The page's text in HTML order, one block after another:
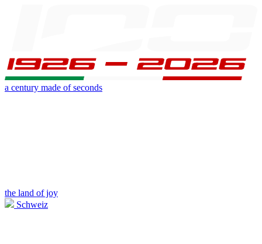
a century made of seconds
the land of joy
Schweiz